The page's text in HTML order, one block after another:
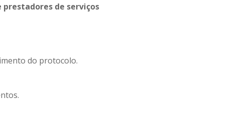
prestadores de serviços
do protocolo.